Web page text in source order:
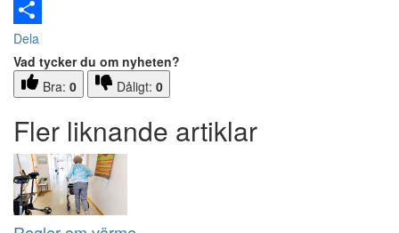
Email
Dela
Vad tycker du om nyheten?
Bra: 0 Dåligt: 0
Fler liknande artiklar